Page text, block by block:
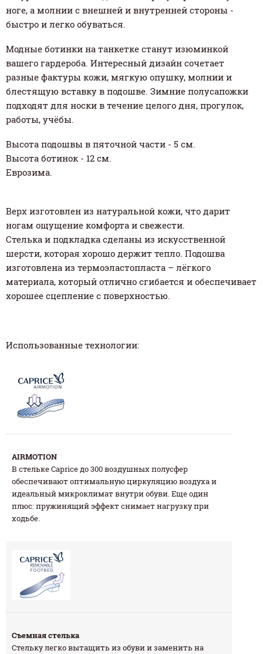
ноге, а молнии с внешней и внутренней стороны -
быстро и легко обуваться.
Модные ботинки на танкетке станут изюминкой
вашего гардероба. Интересный дизайн сочетает
разные фактуры кожи, мягкую опушку, молнии и
блестящую вставку в подошве. Зимние полусапожки
подходят для носки в течение целого дня, прогулок,
работы, учёбы.
Высота подошвы в пяточной части - 5 см.
Высота ботинок - 12 см.
Еврозима.
Верх изготовлен из натуральной кожи, что дарит
ногам ощущение комфорта и свежести.
Стелька и подкладка сделаны из искусственной
шерсти, которая хорошо держит тепло. Подошва
изготовлена из термоэластопласта – лёгкого
материала, который отлично сгибается и обеспечивает
хорошее сцепление с поверхностью.
Использованные технологии:
AIRMOTION
В стельке Caprice до 300 воздушных полусфер
обеспечивают оптимальную циркуляцию воздуха и
идеальный микроклимат внутри обуви. Еще один
плюс: пружинящий эффект снимает нагрузку при
ходьбе.
Съемная стелька
Стельку легко вытащить из обуви и заменить на